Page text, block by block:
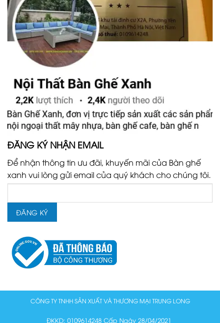
ĐĂNG KÝ NHẬN EMAIL
Để nhận thông tin ưu đãi, khuyến mãi của Bàn ghế
xanh vui lòng gửi email của quý khách cho chúng tôi.
CÔNG TY TNHH SẢN XUẤT VÀ THƯƠNG MẠI TRUNG LONG
ĐKKD: 0109614248 Cấp Ngày 28/04/2021